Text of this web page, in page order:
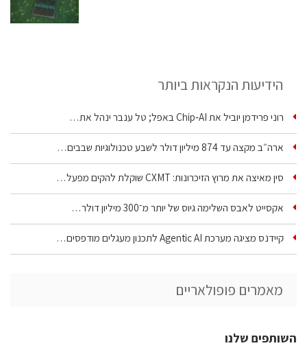
הידיעות הנקראות ביותר
רוני פרידמן יוביל את Chip‑AI באפל; טל ענבר ינהל את…
ארה״ב מקצה עד 874 מיליון דולר לשבע טכנולוגיות שבבים…
סין מאיצה את מרוץ הזיכרונות: CXMT שוקלת להקים מפעל…
אקסייט לאבס השלימה גיוס של יותר מ־300 מיליון דולר…
קיידנס מציגה מערכת Agentic AI לתכנון מעגלים מודפסים…
מאמרים פופולאריים
השותפים שלנו